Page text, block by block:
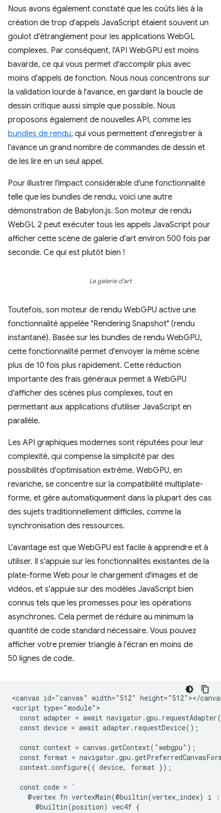
Nous avons également constaté que les coûts liés à la
création de trop d'appels JavaScript étaient souvent un
goulot d'étranglement pour les applications WebGL
complexes. Par conséquent, l'API WebGPU est moins
bavarde, ce qui vous permet d'accomplir plus avec
moins d'appels de fonction. Nous nous concentrons sur
la validation lourde à l'avance, en gardant la boucle de
dessin critique aussi simple que possible. Nous
proposons également de nouvelles API, comme les
bundles de rendu, qui vous permettent d'enregistrer à
l'avance un grand nombre de commandes de dessin et
de les lire en un seul appel.
Pour illustrer l'impact considérable d'une fonctionnalité
telle que les bundles de rendu, voici une autre
démonstration de Babylon.js. Son moteur de rendu
WebGL 2 peut exécuter tous les appels JavaScript pour
afficher cette scène de galerie d'art environ 500 fois par
seconde. Ce qui est plutôt bien !
La galerie d'art
Toutefois, son moteur de rendu WebGPU active une
fonctionnalité appelée "Rendering Snapshot" (rendu
instantané). Basée sur les bundles de rendu WebGPU,
cette fonctionnalité permet d'envoyer la même scène
plus de 10 fois plus rapidement. Cette réduction
importante des frais généraux permet à WebGPU
d'afficher des scènes plus complexes, tout en
permettant aux applications d'utiliser JavaScript en
parallèle.
Les API graphiques modernes sont réputées pour leur
complexité, qui compense la simplicité par des
possibilités d'optimisation extrême. WebGPU, en
revanche, se concentre sur la compatibilité multiplate-
forme, et gère automatiquement dans la plupart des cas
des sujets traditionnellement difficiles, comme la
synchronisation des ressources.
L'avantage est que WebGPU est facile à apprendre et à
utiliser. Il s'appuie sur les fonctionnalités existantes de la
plate-forme Web pour le chargement d'images et de
vidéos, et s'appuie sur des modèles JavaScript bien
connus tels que les promesses pour les opérations
asynchrones. Cela permet de réduire au minimum la
quantité de code standard nécessaire. Vous pouvez
afficher votre premier triangle à l'écran en moins de
50 lignes de code.
<canvas id="canvas" width="512" height="512"></
<script type="module">
const adapter = await
  const device = await adapter.requestDevice();
  const context = canvas.getContext("webgpu");
const format =
  context.configure({ device, format });
  const code = `
@vertex fn vertexMain(@builtin(vertex_index) i
      @builtin(position) vec4f {